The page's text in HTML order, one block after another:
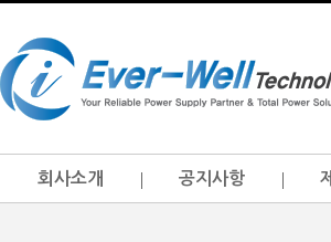
회사소개 공지사항